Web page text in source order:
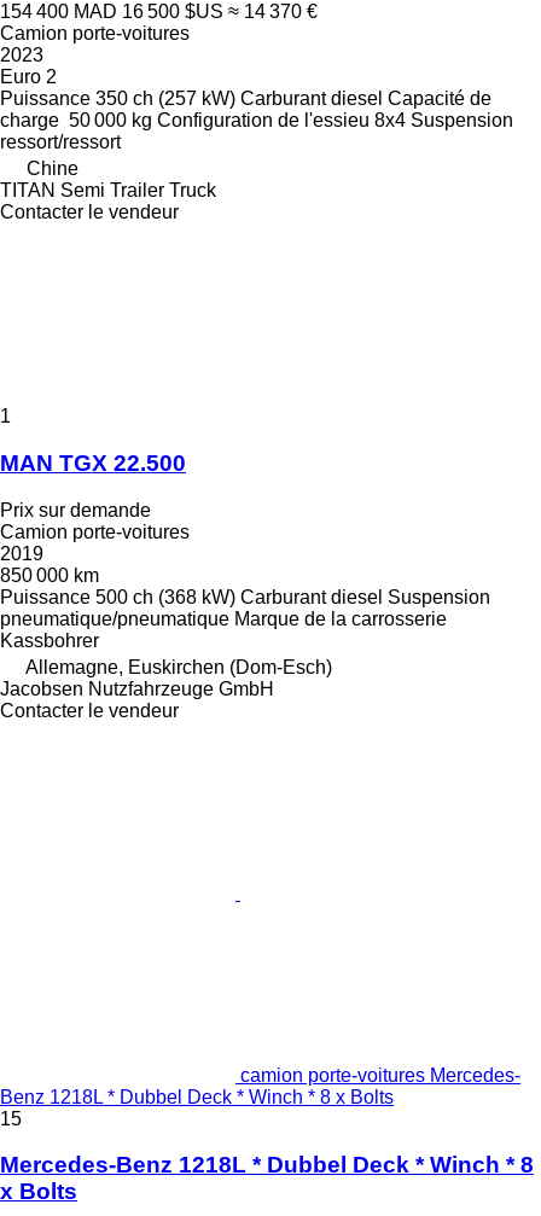
154 400 MAD 16 500 $US ≈ 14 370 €
Camion porte-voitures
2023
Euro 2
Puissance 350 ch (257 kW) Carburant diesel Capacité de
charge 50 000 kg Configuration de l'essieu 8x4 Suspension
ressort/ressort
Chine
TITAN Semi Trailer Truck
Contacter le vendeur
1
MAN TGX 22.500
Prix sur demande
Camion porte-voitures
2019
850 000 km
Puissance 500 ch (368 kW) Carburant diesel Suspension
pneumatique/pneumatique Marque de la carrosserie
Kassbohrer
Allemagne, Euskirchen (Dom-Esch)
Jacobsen Nutzfahrzeuge GmbH
Contacter le vendeur
camion porte-voitures Mercedes-
Benz 1218L * Dubbel Deck * Winch * 8 x Bolts
15
Mercedes-Benz 1218L * Dubbel Deck * Winch * 8
x Bolts